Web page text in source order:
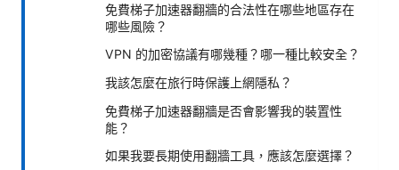
免費梯子加速器翻牆的合法性在哪些地區存在
哪些風險？
VPN 的加密協議有哪幾種？哪一種比較安全？
我該怎麼在旅行時保護上網隱私？
免費梯子加速器翻牆是否會影響我的裝置性
能？
如果我要長期使用翻牆工具，應該怎麼選擇？